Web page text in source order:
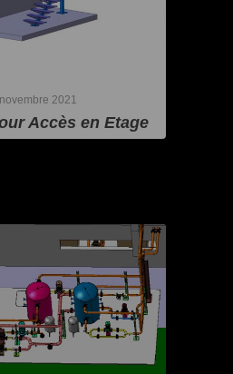
2021
Accès en Etage